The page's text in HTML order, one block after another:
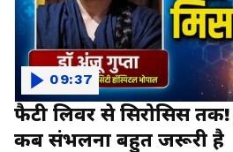
फैटी लिवर से सिरोसिस तक!
कब संभलना बहुत जरूरी है
09:37